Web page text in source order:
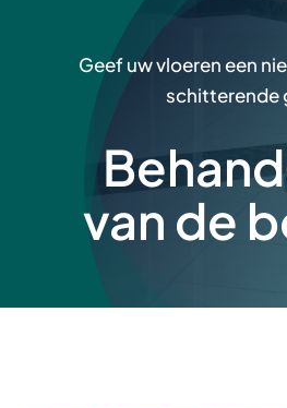
Geef uw vloeren een
schitterende
van de